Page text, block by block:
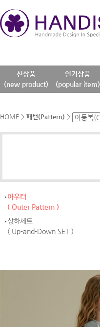
신상품
(new product)
인기상품
(popular item)
HOME > 패턴(Pattern) >
아우터
( Outer Pattern )
상하세트
( Up-and-Down SET )